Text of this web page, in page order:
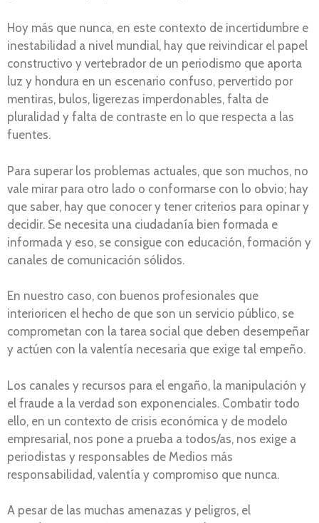
Hoy más que nunca, en este contexto de incertidumbre e
inestabilidad a nivel mundial, hay que reivindicar el papel
constructivo y vertebrador de un periodismo que aporta
luz y hondura en un escenario confuso, pervertido por
mentiras, bulos, ligerezas imperdonables, falta de
pluralidad y falta de contraste en lo que respecta a las
fuentes.
Para superar los problemas actuales, que son muchos, no
vale mirar para otro lado o conformarse con lo obvio; hay
que saber, hay que conocer y tener criterios para opinar y
decidir. Se necesita una ciudadanía bien formada e
informada y eso, se consigue con educación, formación y
canales de comunicación sólidos.
En nuestro caso, con buenos profesionales que
interioricen el hecho de que son un servicio público, se
comprometan con la tarea social que deben desempeñar
y actúen con la valentía necesaria que exige tal empeño.
Los canales y recursos para el engaño, la manipulación y
el fraude a la verdad son exponenciales. Combatir todo
ello, en un contexto de crisis económica y de modelo
empresarial, nos pone a prueba a todos/as, nos exige a
periodistas y responsables de Medios más
responsabilidad, valentía y compromiso que nunca.
A pesar de las muchas amenazas y peligros, el